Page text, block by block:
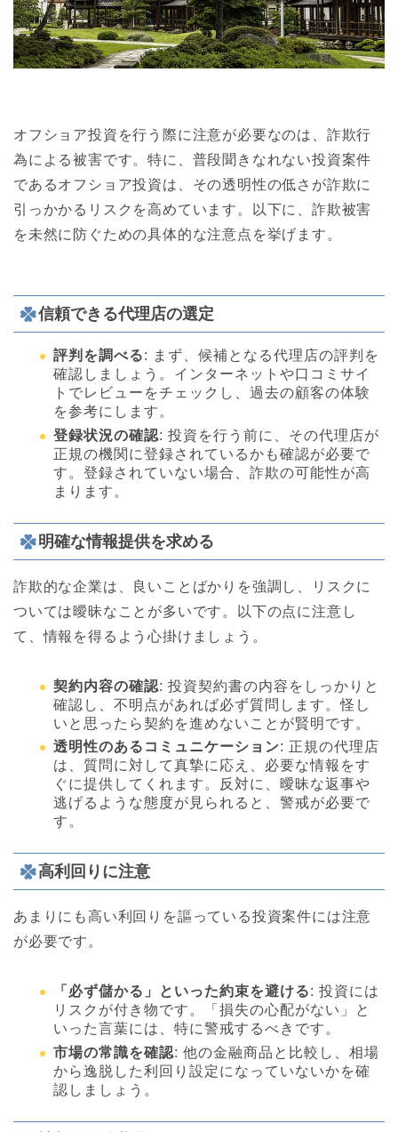
オフショア投資を行う際に注意が必要なのは、詐欺行
為による被害です。特に、普段聞きなれない投資案件
であるオフショア投資は、その透明性の低さが詐欺に
引っかかるリスクを高めています。以下に、詐欺被害
を未然に防ぐための具体的な注意点を挙げます。
信頼できる代理店の選定
評判を調べる: まず、候補となる代理店の評判を
確認しましょう。インターネットや口コミサイ
トでレビューをチェックし、過去の顧客の体験
を参考にします。
登録状況の確認: 投資を行う前に、その代理店が
正規の機関に登録されているかも確認が必要で
す。登録されていない場合、詐欺の可能性が高
まります。
明確な情報提供を求める
詐欺的な企業は、良いことばかりを強調し、リスクに
ついては曖昧なことが多いです。以下の点に注意し
て、情報を得るよう心掛けましょう。
契約内容の確認: 投資契約書の内容をしっかりと
確認し、不明点があれば必ず質問します。怪し
いと思ったら契約を進めないことが賢明です。
透明性のあるコミュニケーション: 正規の代理店
は、質問に対して真摯に応え、必要な情報をす
ぐに提供してくれます。反対に、曖昧な返事や
逃げるような態度が見られると、警戒が必要で
す。
高利回りに注意
あまりにも高い利回りを謳っている投資案件には注意
が必要です。
「必ず儲かる」といった約束を避ける: 投資には
リスクが付き物です。「損失の心配がない」と
いった言葉には、特に警戒するべきです。
市場の常識を確認: 他の金融商品と比較し、相場
から逸脱した利回り設定になっていないかを確
認しましょう。